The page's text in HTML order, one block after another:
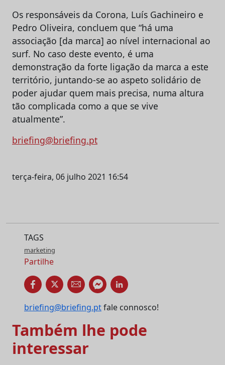
Os responsáveis da Corona, Luís Gachineiro e
Pedro Oliveira, concluem que “há uma
associação [da marca] ao nível internacional ao
surf. No caso deste evento, é uma
demonstração da forte ligação da marca a este
território, juntando-se ao aspeto solidário de
poder ajudar quem mais precisa, numa altura
tão complicada como a que se vive
atualmente”.
briefing@briefing.pt
terça-feira, 06 julho 2021 16:54
TAGS
marketing
Partilhe
briefing@briefing.ptfale connosco!
Também lhe pode
interessar